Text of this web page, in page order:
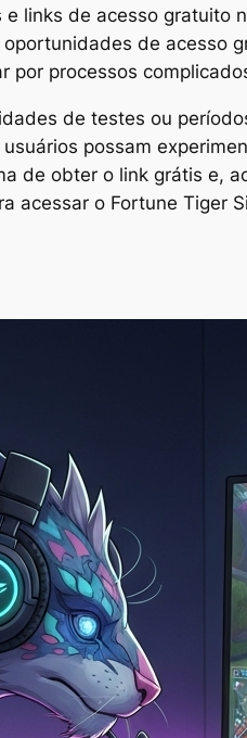
links de acesso gratuito
de acesso
por processos
de testes ou
possam
de obter o link grátis e,
acessar o Fortune Tiger